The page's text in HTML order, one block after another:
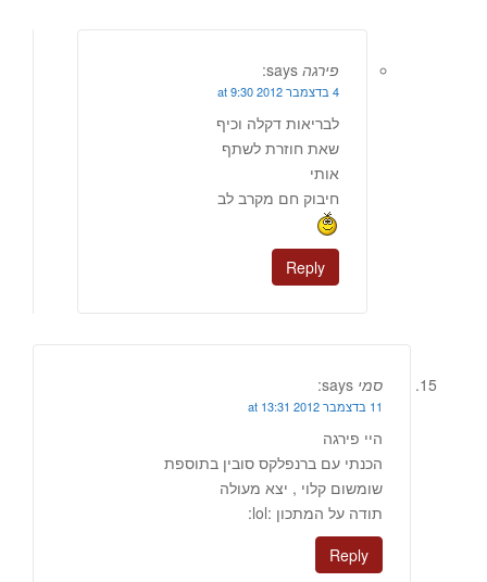
פירגה says:
4 בדצמבר 2012 at 9:30
לבריאות דקלה וכיף
שאת חוזרת לשתף
אותי
חיבוק חם מקרב לב
Reply
סמי says:
11 בדצמבר 2012 at 13:31
היי פירגה
הכנתי עם ברנפלקס סובין בתוספת
שומשום קלוי , יצא מעולה
תודה על המתכון :lol:
Reply